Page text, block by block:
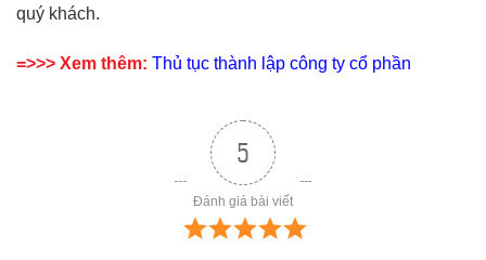
quý khách.
=>>> Xem thêm: Thủ tục thành lập công ty cổ phần
5
Đánh giá bài viết